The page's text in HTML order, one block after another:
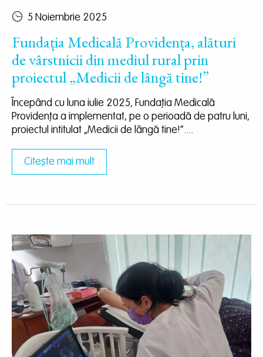
5 Noiembrie 2025
Fundația Medicală Providența, alături
de vârstnicii din mediul rural prin
proiectul „Medicii de lângă tine!”
Începând cu luna iulie 2025, Fundația Medicală
Providența a implementat, pe o perioadă de patru luni,
proiectul intitulat „Medicii de lângă tine!”....
Citește mai mult